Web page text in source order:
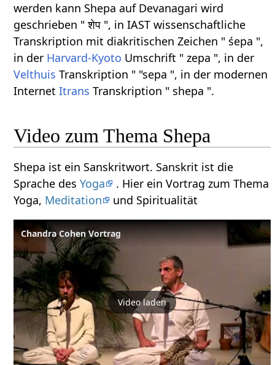
werden kann Shepa auf Devanagari wird
geschrieben " शेप ", in IAST wissenschaftliche
Transkription mit diakritischen Zeichen " śepa ",
in der Harvard-Kyoto Umschrift " zepa ", in der
Velthuis Transkription " "sepa ", in der modernen
InternetItrans Transkription " shepa ".
Video zum Thema Shepa
Shepa ist ein Sanskritwort. Sanskrit ist die
Sprache desYoga
. Hier ein Vortrag zum Thema
Yoga, Meditation und Spiritualität
Chandra Cohen Vortrag
Video laden